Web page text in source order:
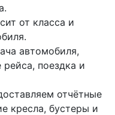
от класса и
автомобиля,
поездка и
отчётные
кресла, бустеры и